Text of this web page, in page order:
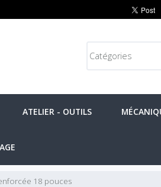
ATELIER - OUTILS
18 pouces